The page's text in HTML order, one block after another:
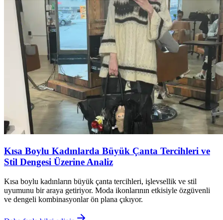
Kısa Boylu Kadınlarda Büyük Çanta Tercihleri ve
Stil Dengesi Üzerine Analiz
Kısa boylu kadınların büyük çanta tercihleri, işlevsellik ve stil
uyumunu bir araya getiriyor. Moda ikonlarının etkisiyle özgüvenli
ve dengeli kombinasyonlar ön plana çıkıyor.